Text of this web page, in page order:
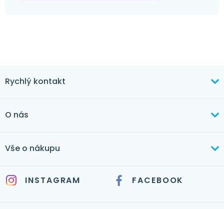
Rychlý kontakt
+420 771 144 779
info@byt-tex.cz
O nás
Služby
Vše o nákupu
INSTAGRAM FACEBOOK